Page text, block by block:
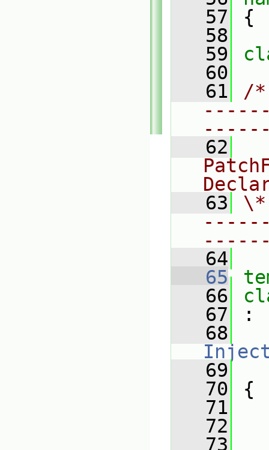
   57
{
   58
   59
   60
   61
/
   62
   63
   64
   65
   66
   67
:
   68
   69
   70
{
   71
   72
   73